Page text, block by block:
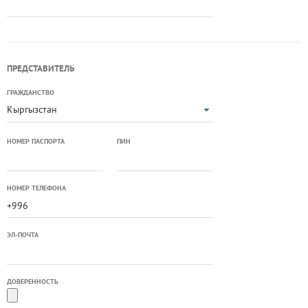
ПРЕДСТАВИТЕЛЬ
ГРАЖДАНСТВО
Кыргызстан
НОМЕР ПАСПОРТА ПИН
НОМЕР ТЕЛЕФОНА
ЭЛ-ПОЧТА
ДОВЕРЕННОСТЬ